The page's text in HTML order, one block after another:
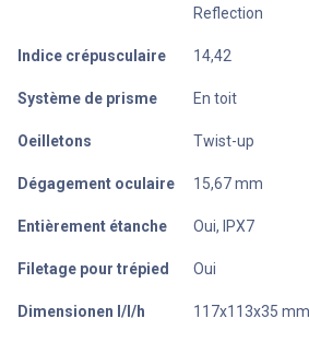
Reflection
Indice crépusculaire 14,42
Système de prisme En toit
Oeilletons Twist-up
Dégagement oculaire 15,67 mm
Entièrement étanche Oui, IPX7
Filetage pour trépied Oui
Dimensionen l/l/h 117x113x35 mm